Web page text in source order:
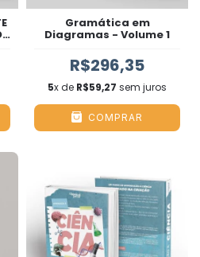
Gramática em
Diagramas - Volume 1
R$296,35
5x de R$59,27 sem juros
COMPRAR